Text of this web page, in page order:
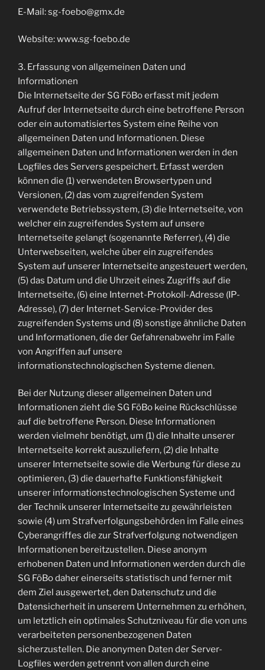
E-Mail: sg-foebo@gmx.de
Website: www.sg-foebo.de
3. Erfassung von allgemeinen Daten und
Informationen
Die Internetseite der SG FöBo erfasst mit jedem
Aufruf der Internetseite durch eine betroffene Person
oder ein automatisiertes System eine Reihe von
allgemeinen Daten und Informationen. Diese
allgemeinen Daten und Informationen werden in den
Logfiles des Servers gespeichert. Erfasst werden
können die (1) verwendeten Browsertypen und
Versionen, (2) das vom zugreifenden System
verwendete Betriebssystem, (3) die Internetseite, von
welcher ein zugreifendes System auf unsere
Internetseite gelangt (sogenannte Referrer), (4) die
Unterwebseiten, welche über ein zugreifendes
System auf unserer Internetseite angesteuert werden,
(5) das Datum und die Uhrzeit eines Zugriffs auf die
Internetseite, (6) eine Internet-Protokoll-Adresse (IP-
Adresse), (7) der Internet-Service-Provider des
zugreifenden Systems und (8) sonstige ähnliche Daten
und Informationen, die der Gefahrenabwehr im Falle
von Angriffen auf unsere
informationstechnologischen Systeme dienen.
Bei der Nutzung dieser allgemeinen Daten und
Informationen zieht die SG FöBo keine Rückschlüsse
auf die betroffene Person. Diese Informationen
werden vielmehr benötigt, um (1) die Inhalte unserer
Internetseite korrekt auszuliefern, (2) die Inhalte
unserer Internetseite sowie die Werbung für diese zu
optimieren, (3) die dauerhafte Funktionsfähigkeit
unserer informationstechnologischen Systeme und
der Technik unserer Internetseite zu gewährleisten
sowie (4) um Strafverfolgungsbehörden im Falle eines
Cyberangriffes die zur Strafverfolgung notwendigen
Informationen bereitzustellen. Diese anonym
erhobenen Daten und Informationen werden durch die
SG FöBo daher einerseits statistisch und ferner mit
dem Ziel ausgewertet, den Datenschutz und die
Datensicherheit in unserem Unternehmen zu erhöhen,
um letztlich ein optimales Schutzniveau für die von uns
verarbeiteten personenbezogenen Daten
sicherzustellen. Die anonymen Daten der Server-
Logfiles werden getrennt von allen durch eine